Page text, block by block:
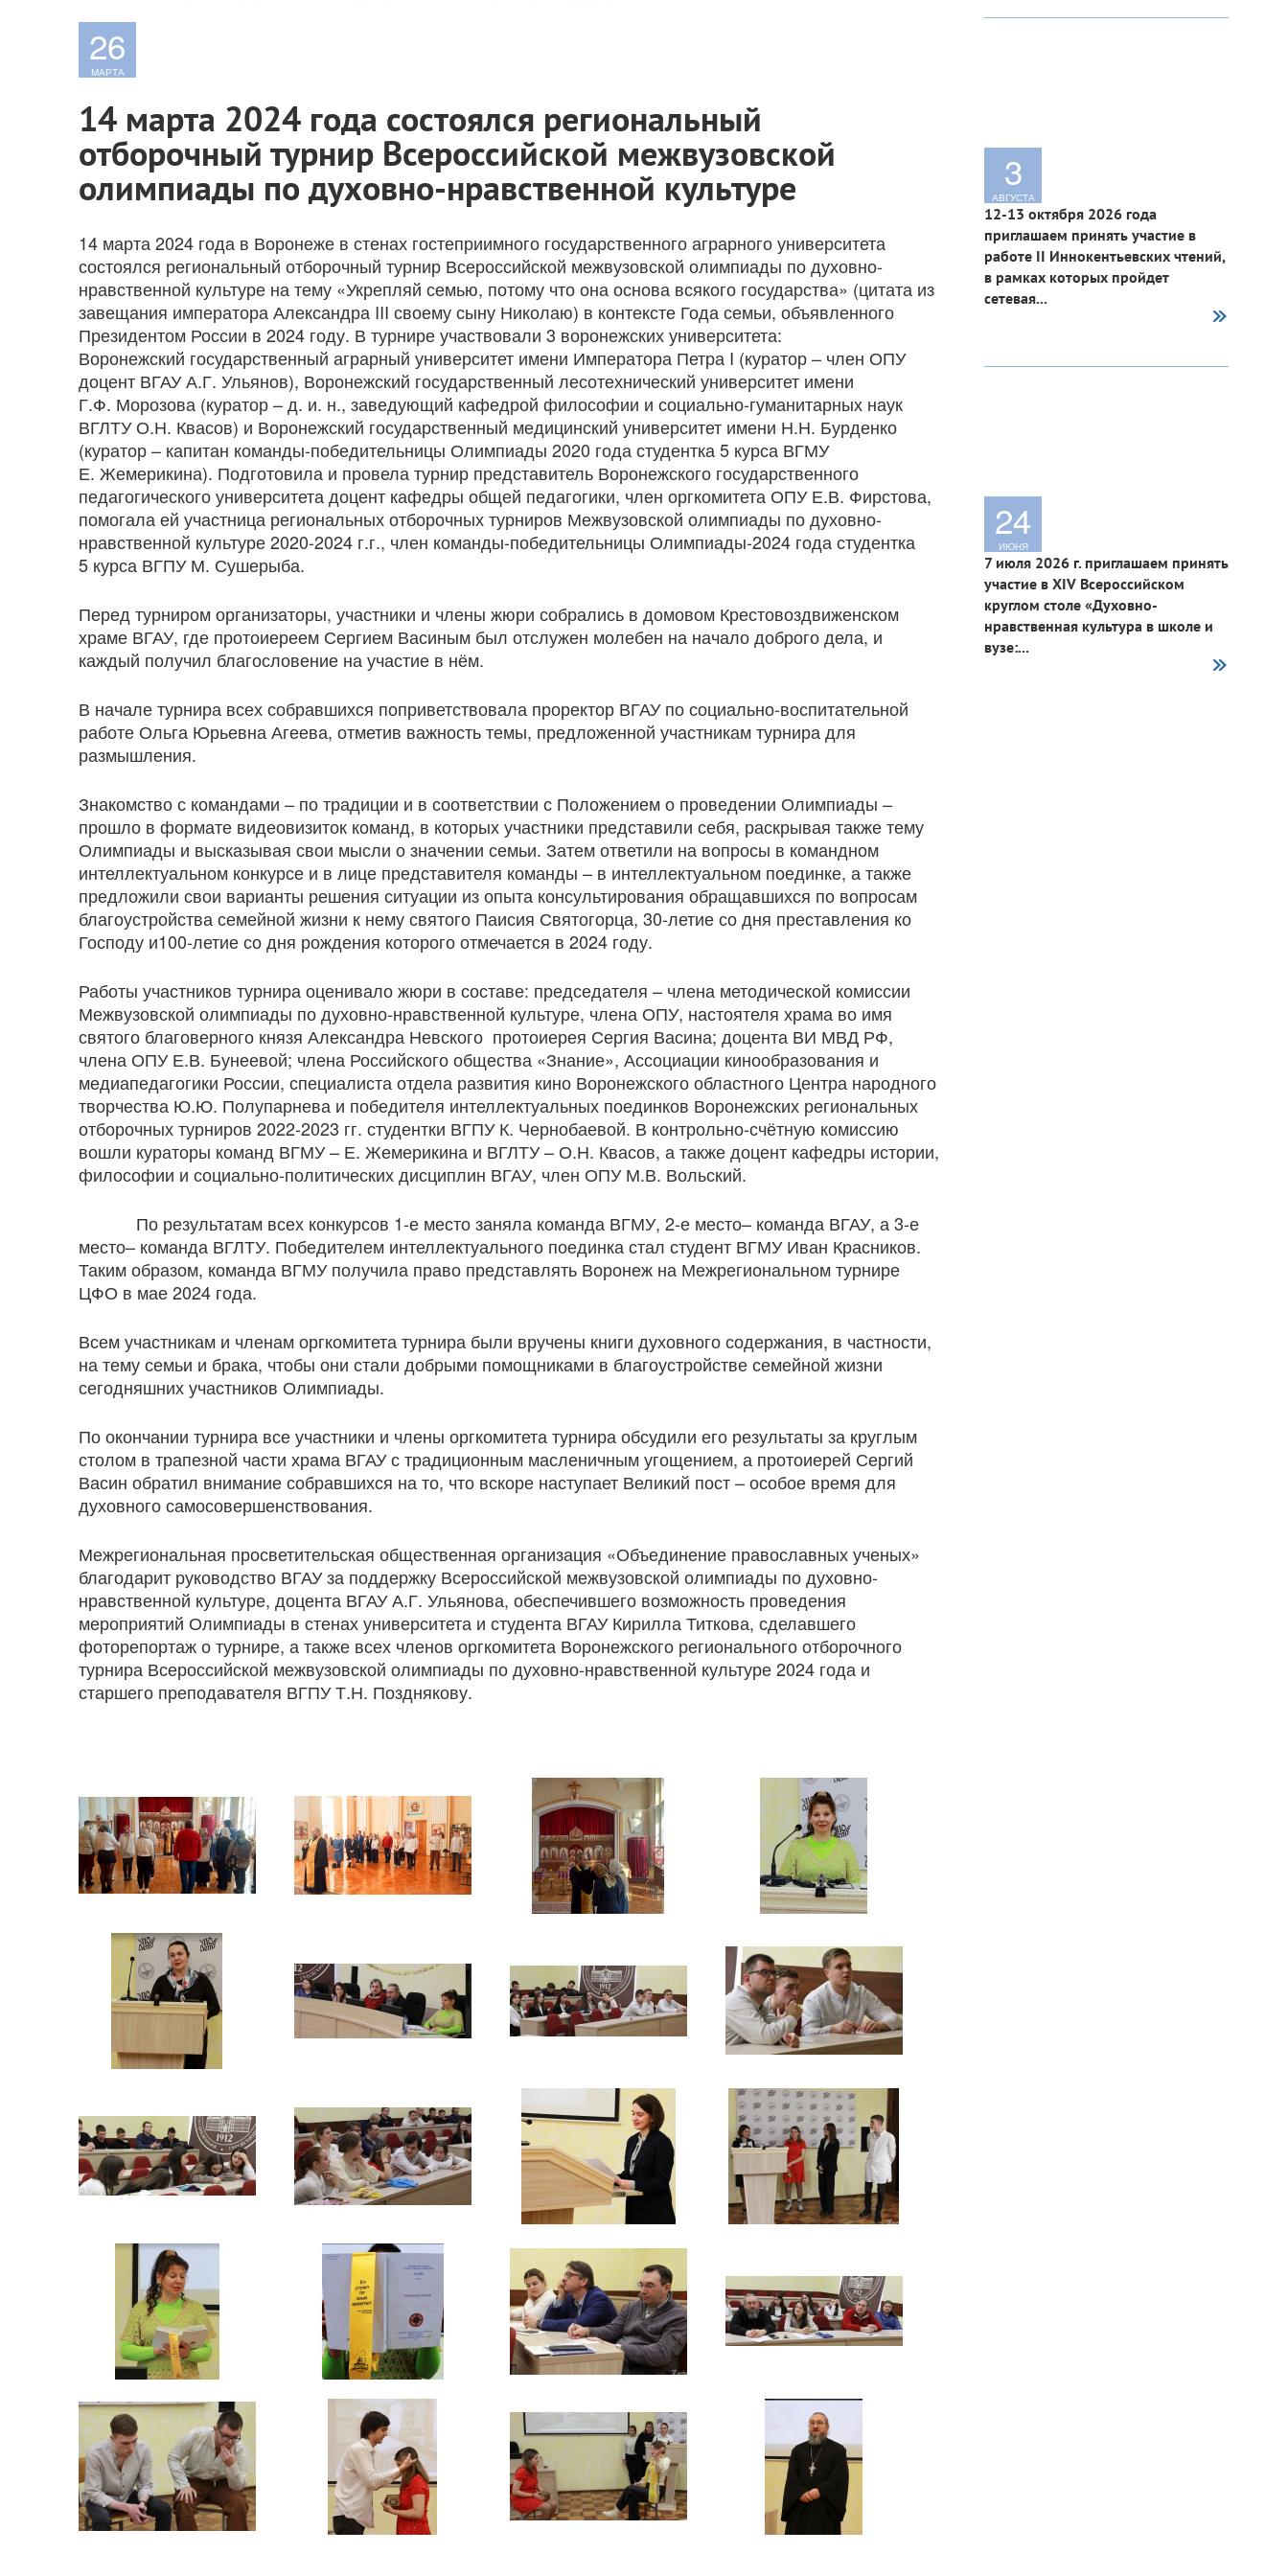
26
МАРТА
14 марта 2024 года состоялся региональный
отборочный турнир Всероссийской межвузовской
олимпиады по духовно-нравственной культуре
14 марта 2024 года в Воронеже в стенах гостеприимного государственного аграрного университета
состоялся региональный отборочный турнир Всероссийской межвузовской олимпиады по духовно-
нравственной культуре на тему «Укрепляй семью, потому что она основа всякого государства» (цитата из
завещания императора Александра III своему сыну Николаю) в контексте Года семьи, объявленного
Президентом России в 2024 году. В турнире участвовали 3 воронежских университета:
Воронежский государственный аграрный университет имени Императора Петра I (куратор – член ОПУ
доцент ВГАУ А.Г. Ульянов), Воронежский государственный лесотехнический университет имени
Г.Ф. Морозова (куратор – д. и. н., заведующий кафедрой философии и социально-гуманитарных наук
ВГЛТУ О.Н. Квасов) и Воронежский государственный медицинский университет имени Н.Н. Бурденко
(куратор – капитан команды-победительницы Олимпиады 2020 года студентка 5 курса ВГМУ
Е. Жемерикина). Подготовила и провела турнир представитель Воронежского государственного
педагогического университета доцент кафедры общей педагогики, член оргкомитета ОПУ Е.В. Фирстова,
помогала ей участница региональных отборочных турниров Межвузовской олимпиады по духовно-
нравственной культуре 2020-2024 г.г., член команды-победительницы Олимпиады-2024 года студентка
5 курса ВГПУ М. Сушерыба.
Перед турниром организаторы, участники и члены жюри собрались в домовом Крестовоздвиженском
храме ВГАУ, где протоиереем Сергием Васиным был отслужен молебен на начало доброго дела, и
каждый получил благословение на участие в нём.
В начале турнира всех собравшихся поприветствовала проректор ВГАУ по социально-воспитательной
работе Ольга Юрьевна Агеева, отметив важность темы, предложенной участникам турнира для
размышления.
Знакомство с командами – по традиции и в соответствии с Положением о проведении Олимпиады –
прошло в формате видеовизиток команд, в которых участники представили себя, раскрывая также тему
Олимпиады и высказывая свои мысли о значении семьи. Затем ответили на вопросы в командном
интеллектуальном конкурсе и в лице представителя команды – в интеллектуальном поединке, а также
предложили свои варианты решения ситуации из опыта консультирования обращавшихся по вопросам
благоустройства семейной жизни к нему святого Паисия Святогорца, 30-летие со дня преставления ко
Господу и100-летие со дня рождения которого отмечается в 2024 году.
Работы участников турнира оценивало жюри в составе: председателя – члена методической комиссии
Межвузовской олимпиады по духовно-нравственной культуре, члена ОПУ, настоятеля храма во имя
святого благоверного князя Александра Невского протоиерея Сергия Васина; доцента ВИ МВД РФ,
члена ОПУ Е.В. Бунеевой; члена Российского общества «Знание», Ассоциации кинообразования и
медиапедагогики России, специалиста отдела развития кино Воронежского областного Центра народного
творчества Ю.Ю. Полупарнева и победителя интеллектуальных поединков Воронежских региональных
отборочных турниров 2022-2023 гг. студентки ВГПУ К. Чернобаевой. В контрольно-счётную комиссию
вошли кураторы команд ВГМУ – Е. Жемерикина и ВГЛТУ – О.Н. Квасов, а также доцент кафедры истории,
философии и социально-политических дисциплин ВГАУ, член ОПУ М.В. Вольский.
По результатам всех конкурсов 1-е место заняла команда ВГМУ, 2-е место– команда ВГАУ, а 3-е
место– команда ВГЛТУ. Победителем интеллектуального поединка стал студент ВГМУ Иван Красников.
Таким образом, команда ВГМУ получила право представлять Воронеж на Межрегиональном турнире
ЦФО в мае 2024 года.
Всем участникам и членам оргкомитета турнира были вручены книги духовного содержания, в частности,
на тему семьи и брака, чтобы они стали добрыми помощниками в благоустройстве семейной жизни
сегодняшних участников Олимпиады.
По окончании турнира все участники и члены оргкомитета турнира обсудили его результаты за круглым
столом в трапезной части храма ВГАУ с традиционным масленичным угощением, а протоиерей Сергий
Васин обратил внимание собравшихся на то, что вскоре наступает Великий пост – особое время для
духовного самосовершенствования.
Межрегиональная просветительская общественная организация «Объединение православных ученых»
благодарит руководство ВГАУ за поддержку Всероссийской межвузовской олимпиады по духовно-
нравственной культуре, доцента ВГАУ А.Г. Ульянова, обеспечившего возможность проведения
мероприятий Олимпиады в стенах университета и студента ВГАУ Кирилла Титкова, сделавшего
фоторепортаж о турнире, а также всех членов оргкомитета Воронежского регионального отборочного
турнира Всероссийской межвузовской олимпиады по духовно-нравственной культуре 2024 года и
старшего преподавателя ВГПУ Т.Н. Позднякову.
3
АВГУСТА
12-13 октября 2026 года
приглашаем принять участие в
работе II Иннокентьевских чтений,
в рамках которых пройдет
сетевая...
24
ИЮНЯ
7 июля 2026 г. приглашаем принять
участие в XIV Всероссийском
круглом столе «Духовно-
нравственная культура в школе и
вузе:...